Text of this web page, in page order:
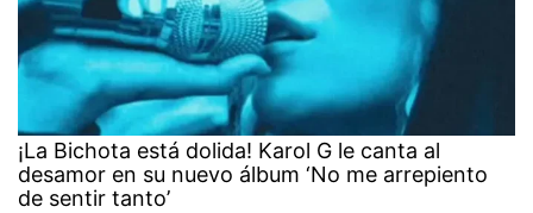
¡La Bichota está dolida! Karol G le canta al
desamor en su nuevo álbum ‘No me arrepiento
de sentir tanto’